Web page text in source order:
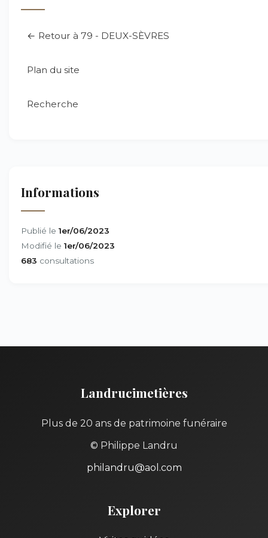
← Retour à 79 - DEUX-SÈVRES
Plan du site
Recherche
Informations
Publié le 1er/06/2023
Modifié le 1er/06/2023
683 consultations
Landrucimetières
Plus de 20 ans de patrimoine funéraire
© Philippe Landru
philandru@aol.com
Explorer